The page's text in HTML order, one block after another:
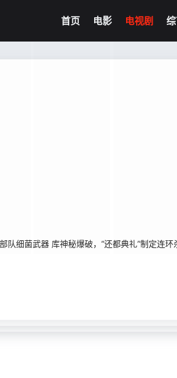
首页 电影 电视剧
细菌武器 库神秘爆破，“还都典礼”制定连环